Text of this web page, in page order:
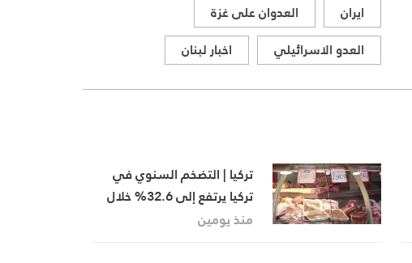
ايران
العدوان على غزة
العدو الاسرائيلي
اخبار لبنان
تركيا | التضخم السنوي في
تركيا يرتفع إلى 32.6% خلال
منذ يومين